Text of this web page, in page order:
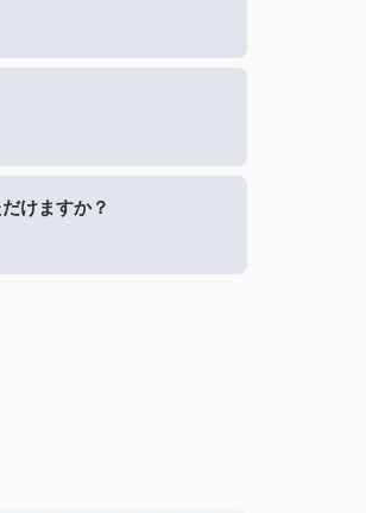
だけますか？